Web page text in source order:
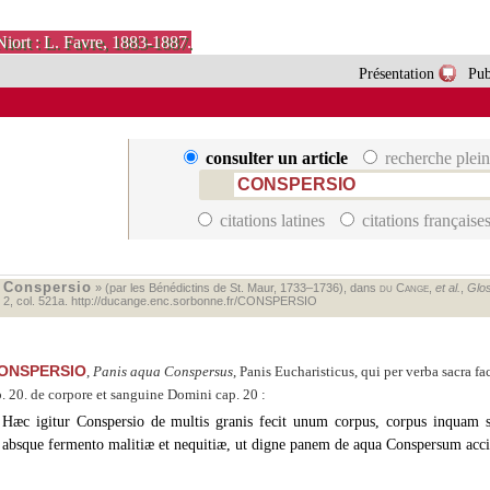
: L. Favre, 1883-1887.
Présentation
consulter un article recherche
citations latines citations
Conspersio » (par les Bénédictins de St. Maur, 1733–1736), dans du Cange, et al.
2, col. 521a. http://ducange.enc.sorbonne.fr/CONSPERSIO
, Panis aqua Conspersus, Panis Eucharisticus, qui per verba sacra
20. de corpore et sanguine Domini cap. 20 :
Hæc igitur Conspersio de multis granis fecit unum corpus, corpus
absque fermento malitiæ et nequitiæ, ut digne panem de aqua Conspersum